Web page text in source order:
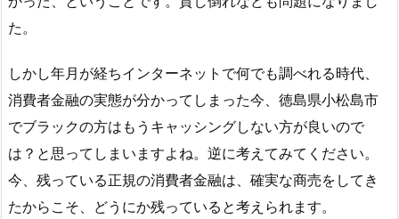
た。
しかし年月が経ちインターネットで何でも調べれる時代、
消費者金融の実態が分かってしまった今、徳島県小松島市
でブラックの方はもうキャッシングしない方が良いので
は？と思ってしまいますよね。逆に考えてみてください。
今、残っている正規の消費者金融は、確実な商売をしてき
たからこそ、どうにか残っていると考えられます。